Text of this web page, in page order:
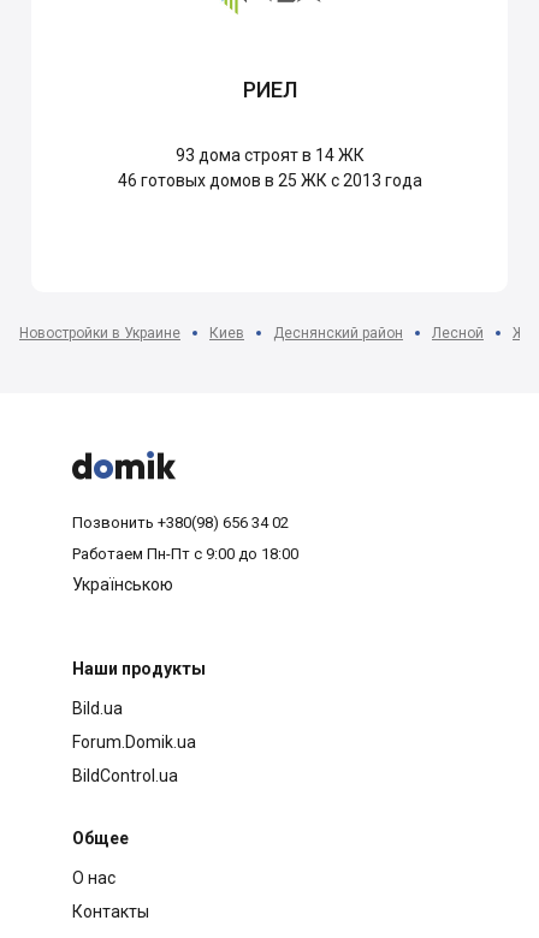
РИЕЛ
93 дома строят в 14 ЖК
46 готовых домов в 25 ЖК с 2013 года
Новостройки в Украине Киев Деснянский район Лесной ЖК



Позвонить +380(98) 656 34 02
Работаем Пн-Пт с 9:00 до 18:00
Українською
Наши продукты
Bild.ua
Forum.Domik.ua
BildControl.ua
Общее
О нас
Контакты